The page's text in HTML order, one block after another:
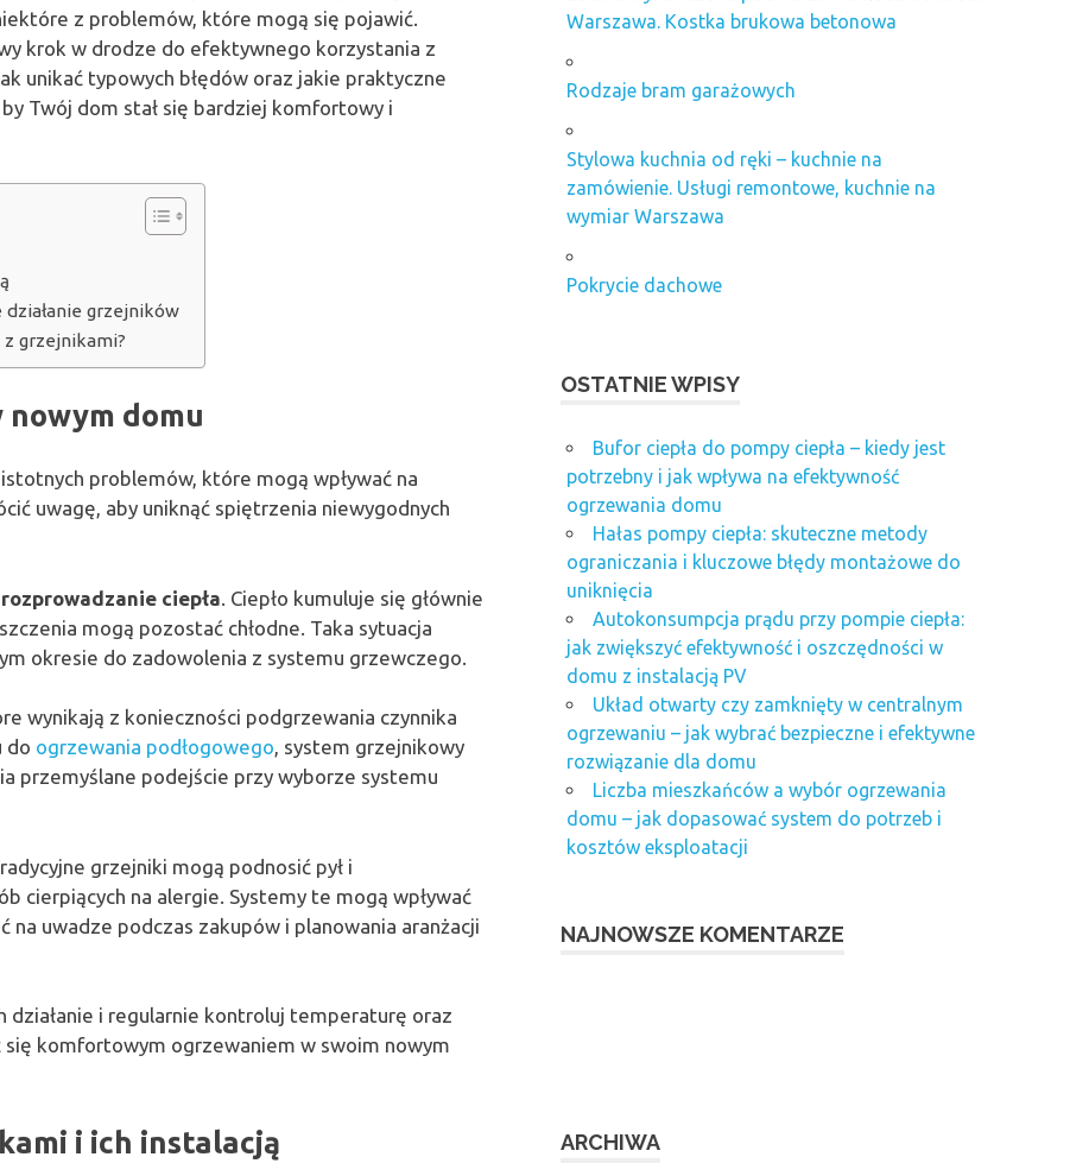
z problemów, które mogą się pojawić.
krok w drodze do efektywnego korzystania z
unikać typowych błędów oraz jakie praktyczne
Twój dom stał się bardziej komfortowy i
grzejników
grzejnikami?
nowym domu
problemów, które mogą wpływać na
uwagę, aby uniknąć spiętrzenia niewygodnych
ciepła . Ciepło kumuluje się głównie
mogą pozostać chłodne. Taka sytuacja
okresie do zadowolenia z systemu grzewczego.
wynikają z konieczności podgrzewania czynnika
do ogrzewania podłogowego, system grzejnikowy
przemyślane podejście przy wyborze systemu
grzejniki mogą podnosić pył i
cierpiących na alergie. Systemy te mogą wpływać
uwadze podczas zakupów i planowania aranżacji
działanie i regularnie kontroluj temperaturę oraz
się komfortowym ogrzewaniem w swoim nowym
i ich instalacją
Warszawa. Kostka brukowa betonowa
Rodzaje bram garażowych
Stylowa kuchnia od ręki – kuchnie na
zamówienie. Usługi remontowe, kuchnie na
wymiar Warszawa
Pokrycie dachowe
OSTATNIE WPISY
Bufor ciepła do pompy ciepła – kiedy jest
potrzebny i jak wpływa na efektywność
ogrzewania domu
Hałas pompy ciepła: skuteczne metody
ograniczania i kluczowe błędy montażowe do
uniknięcia
Autokonsumpcja prądu przy pompie ciepła:
jak zwiększyć efektywność i oszczędności w
domu z instalacją PV
Układ otwarty czy zamknięty w centralnym
ogrzewaniu – jak wybrać bezpieczne i efektywne
rozwiązanie dla domu
Liczba mieszkańców a wybór ogrzewania
domu – jak dopasować system do potrzeb i
kosztów eksploatacji
NAJNOWSZE KOMENTARZE
ARCHIWA